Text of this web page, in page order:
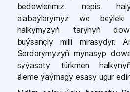
bedewlerimiz, nepis
alabaýlarymyz we beýleki
halkymyzyň taryhyň
buýsançly milli mirasydyr.
Serdarymyzyň mynasyp
syýasaty türkmen
äleme ýaýmagy esasy ugur